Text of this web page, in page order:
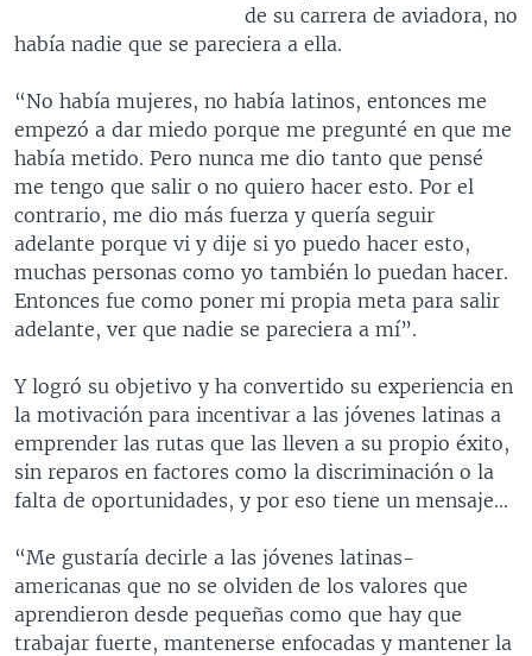
de su carrera de aviadora, no
había nadie que se pareciera a ella.
“No había mujeres, no había latinos, entonces me
empezó a dar miedo porque me pregunté en que me
había metido. Pero nunca me dio tanto que pensé
me tengo que salir o no quiero hacer esto. Por el
contrario, me dio más fuerza y quería seguir
adelante porque vi y dije si yo puedo hacer esto,
muchas personas como yo también lo puedan hacer.
Entonces fue como poner mi propia meta para salir
adelante, ver que nadie se pareciera a mí”.
Y logró su objetivo y ha convertido su experiencia en
la motivación para incentivar a las jóvenes latinas a
emprender las rutas que las lleven a su propio éxito,
sin reparos en factores como la discriminación o la
falta de oportunidades, y por eso tiene un mensaje...
“Me gustaría decirle a las jóvenes latinas-
americanas que no se olviden de los valores que
aprendieron desde pequeñas como que hay que
trabajar fuerte, mantenerse enfocadas y mantener la